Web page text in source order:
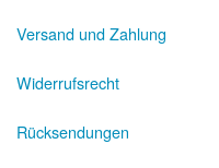
Versand und Zahlung
Widerrufsrecht
Rücksendungen